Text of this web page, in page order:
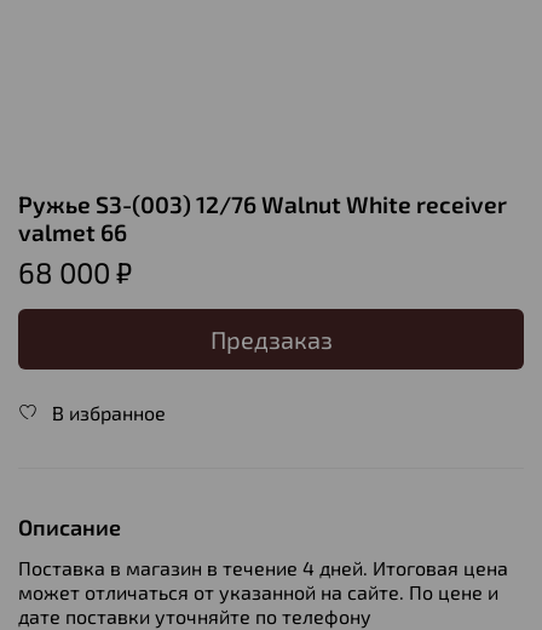
Ружье S3-(003) 12/76 Walnut White receiver
valmet 66
68 000 ₽
Предзаказ
В избранное
Описание
Поставка в магазин в течение 4 дней. Итоговая цена
может отличаться от указанной на сайте. По цене и
дате поставки уточняйте по телефону